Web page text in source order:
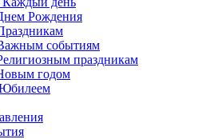
Рождения
событиям
праздникам
годом